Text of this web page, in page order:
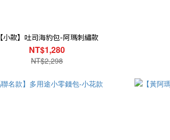
【小款】吐司海豹包-阿瑪刺繡款
NT$1,280
NT$2,298